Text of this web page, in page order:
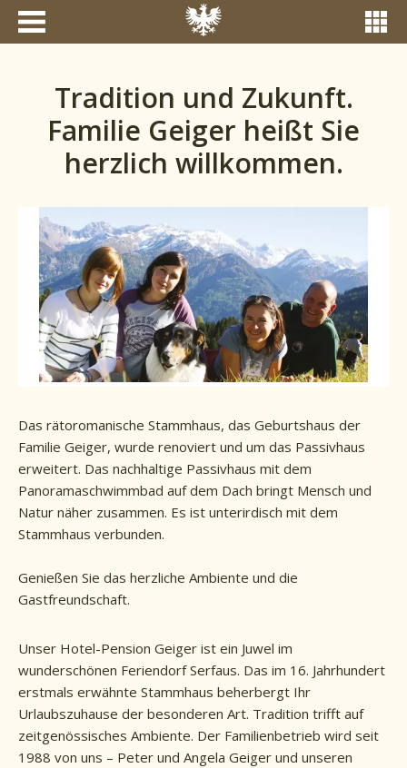
Tradition und Zukunft.
Familie Geiger heißt Sie
herzlich willkommen.
Das rätoromanische Stammhaus, das Geburtshaus der
Familie Geiger, wurde renoviert und um das Passivhaus
erweitert. Das nachhaltige Passivhaus mit dem
Panoramaschwimmbad auf dem Dach bringt Mensch und
Natur näher zusammen. Es ist unterirdisch mit dem
Stammhaus verbunden.
Genießen Sie das herzliche Ambiente und die
Gastfreundschaft.
Unser Hotel-Pension Geiger ist ein Juwel im
wunderschönen Feriendorf Serfaus. Das im 16. Jahrhundert
erstmals erwähnte Stammhaus beherbergt Ihr
Urlaubszuhause der besonderen Art. Tradition trifft auf
zeitgenössisches Ambiente. Der Familienbetrieb wird seit
1988 von uns – Peter und Angela Geiger und unseren